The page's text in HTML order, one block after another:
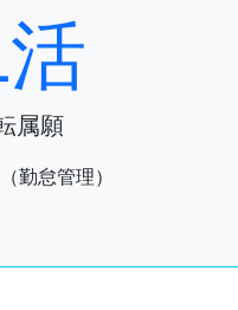
属願
勤怠管理）